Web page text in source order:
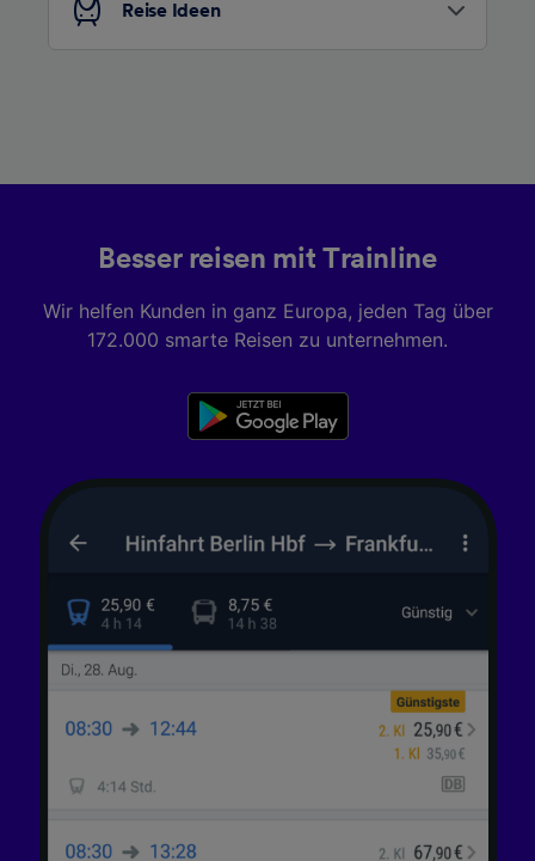
Reise Ideen
Besser reisen mit Trainline
Wir helfen Kunden in ganz Europa, jeden Tag über
172.000 smarte Reisen zu unternehmen.
Liste der Partner (Lieferanten)